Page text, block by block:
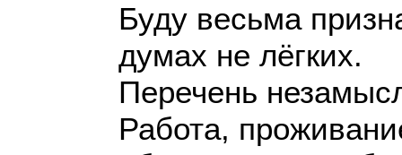
Буду весьма
думах не лёгких.
Перечень
Работа,